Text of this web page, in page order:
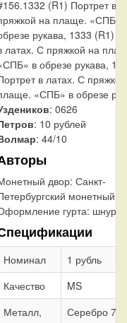
(R1) Портрет в
на плаще. «СПБ»
рукава, 1333 (R1)
латах. С пряжкой на
в обрезе рукава,
в латах. С
«СПБ» в обрезе
: 0626
: 10 рублей
: 44/10
двор: Санкт-
монетный
гурта: шнур
Номинал
1 рубль
Качество
MS
Металл,
Серебро 728